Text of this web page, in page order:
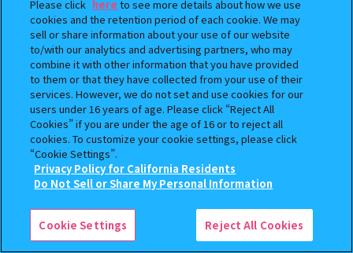
アンケート
ウェブアクセシビリティ方針
Do Not Sell or Share My Personal Information
本サイトに掲載されている全ての画像、文章、データの無断転用、転載をお断りします。
コピーライト一覧を表示する
Please click here to see more details about how we use
cookies and the retention period of each cookie. We may
sell or share information about your use of our website
to/with our analytics and advertising partners, who may
combine it with other information that you have provided
to them or that they have collected from your use of their
services. However, we do not set and use cookies for our
users under 16 years of age. Please click “Reject All
Cookies” if you are under the age of 16 or to reject all
cookies. To customize your cookie settings, please click
“Cookie Settings”.
Privacy Policy for California Residents
Do Not Sell or Share My Personal Information
Cookie Settings Reject All Cookies